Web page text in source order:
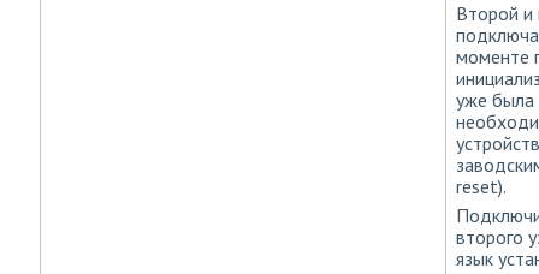
Второй
моменте
уже была
reset).
второго
язык